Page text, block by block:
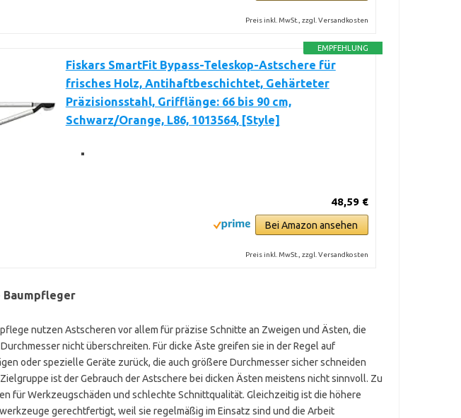
Preis inkl. MwSt., zzgl. Versandkosten
EMPFEHLUNG
Fiskars SmartFit Bypass-Teleskop-Astschere für
frisches Holz, Antihaftbeschichtet, Gehärteter
Präzisionsstahl, Grifflänge: 66 bis 90 cm,
Schwarz/Orange, L86, 1013564, [Style]
48,59 €
Bei Amazon ansehen
Preis inkl. MwSt., zzgl. Versandkosten
Baumpfleger
nutzen Astscheren vor allem für präzise Schnitte an Zweigen und Ästen, die
nicht überschreiten. Für dicke Äste greifen sie in der Regel auf
oder spezielle Geräte zurück, die auch größere Durchmesser sicher schneiden
ist der Gebrauch der Astschere bei dicken Ästen meistens nicht sinnvoll. Zu
für Werkzeugschäden und schlechte Schnittqualität. Gleichzeitig ist die höhere
gerechtfertigt, weil sie regelmäßig im Einsatz sind und die Arbeit